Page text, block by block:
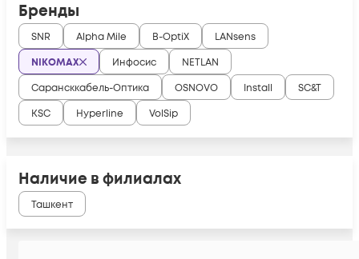
Бренды
SNR Alpha Mile B-OptiX
LANsens
NIKOMAX
Инфосис
NETLAN
Сарансккабель-Оптика
OSNOVO Install
SC&T
KSC
Hyperline VolSip
Наличие в филиалах
Ташкент